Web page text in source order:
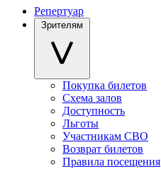
Репертуар
Зрителям
Покупка билетов
Схема залов
Доступность
Льготы
Участникам СВО
Возврат билетов
Правила посещения